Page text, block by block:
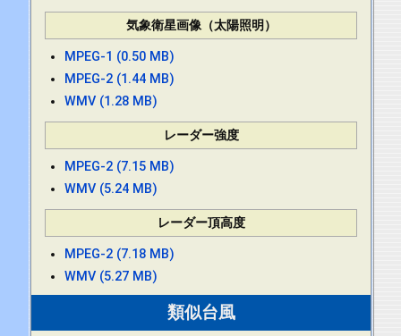
気象衛星画像（太陽照明）
MPEG-1 (0.50 MB)
MPEG-2 (1.44 MB)
WMV (1.28 MB)
レーダー強度
MPEG-2 (7.15 MB)
WMV (5.24 MB)
レーダー頂高度
MPEG-2 (7.18 MB)
WMV (5.27 MB)
類似台風